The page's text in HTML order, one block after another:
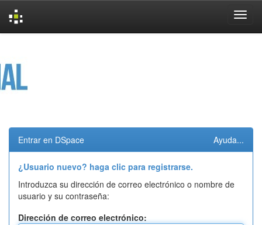
Entrar en DSpace Ayuda...
¿Usuario nuevo? haga clic para registrarse.
Introduzca su dirección de correo electrónico o nombre de
usuario y su contraseña:
Dirección de correo electrónico: